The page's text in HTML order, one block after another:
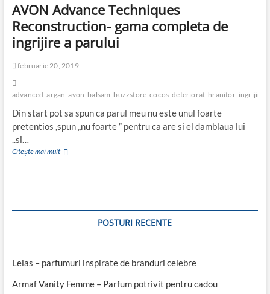
AVON Advance Techniques
Reconstruction- gama completa de
ingrijire a parului
februarie 20, 2019
advanced argan avon balsam buzzstore cocos deteriorat hranitor ingrijire
Din start pot sa spun ca parul meu nu este unul foarte
pretentios ,spun „nu foarte ” pentru ca are si el damblaua lui
..si…
Citește mai multAVON
POSTURI RECENTE
Lelas – parfumuri inspirate de branduri celebre
Armaf Vanity Femme – Parfum potrivit pentru cadou